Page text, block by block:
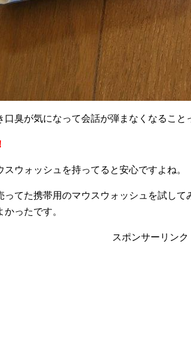
口臭が気になって会話が弾まなくなること
スウォッシュを持ってると安心ですよね。
ってた携帯用のマウスウォッシュを試し
ったです。
スポンサーリンク